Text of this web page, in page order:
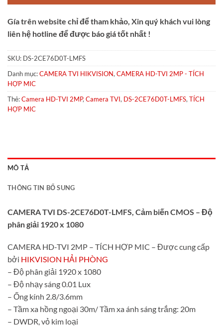
Gía trên website chỉ để tham khảo, Xin quý khách vui lòng
liên hệ hotline để được báo giá tốt nhất !
SKU: DS-2CE76D0T-LMFS
Danh mục:CAMERA TVI HIKVISION, CAMERA HD-TVI 2MP - TÍCH
HỢP MIC
Thẻ:Camera HD-TVI 2MP, Camera TVI, DS-2CE76D0T-LMFS, TÍCH
HỢP MIC
MÔ TẢ
THÔNG TIN BỔ SUNG
CAMERA TVI DS-2CE76D0T-LMFS, Cảm biến CMOS – Độ
phân giải 1920 x 1080
CAMERA HD-TVI 2MP – TÍCH HỢP MIC – Được cung cấp
bởi HIKVISION HẢI PHÒNG
– Độ phân giải 1920 x 1080
– Độ nhạy sáng 0.01 Lux
– Ống kính 2.8/3.6mm
– Tầm xa hồng ngoại 30m/ Tầm xa ánh sáng trắng: 20m
– DWDR, vỏ kim loại